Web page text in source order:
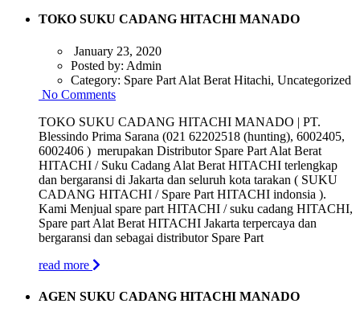
TOKO SUKU CADANG HITACHI MANADO
January 23, 2020
Posted by: Admin
Category: Spare Part Alat Berat Hitachi, Uncategorized
No Comments
TOKO SUKU CADANG HITACHI MANADO | PT.
Blessindo Prima Sarana (021 62202518 (hunting), 6002405,
6002406 ) merupakan Distributor Spare Part Alat Berat
HITACHI / Suku Cadang Alat Berat HITACHI terlengkap
dan bergaransi di Jakarta dan seluruh kota tarakan ( SUKU
CADANG HITACHI / Spare Part HITACHI indonsia ).
Kami Menjual spare part HITACHI / suku cadang HITACHI,
Spare part Alat Berat HITACHI Jakarta terpercaya dan
bergaransi dan sebagai distributor Spare Part
read more
AGEN SUKU CADANG HITACHI MANADO